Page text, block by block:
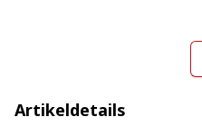
Artikeldetails